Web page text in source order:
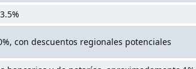
con descuentos regionales potenciales